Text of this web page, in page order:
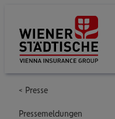
Presse
Pressemeldungen